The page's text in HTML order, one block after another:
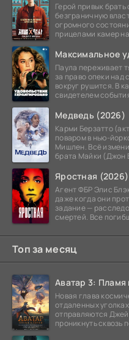
Герой привык
безграничную
огромного
прицелами камер
Паула переживает
за право опеки над
вокруг рушится. В
свидетелем
Медведь (2026)
Карми Берзатто
поваром в нью-
Мишлен. Всё
брата Майки (Джон
Яростная (2026)
Агент ФБР Элис
даже когда они
задание —
смертей. Все
Топ за месяц
Аватар 3: Пламя
Новая глава
отдаленных
отправляются
проникнуть сквозь